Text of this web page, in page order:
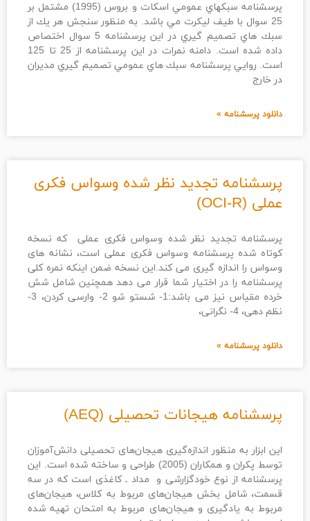
پرسشنامه سبكهاي عمومي اسكات و بروس (1995) مشتمل بر
25 سوال با طیف لیکرت مي باشد. به منظور سنجش هر يك از
سبك هاي تصميم گيري در اين پرسشنامه 5 سوال اختصاص
داده شده است. دامنه نمرات در این پرسشنامه از 25 تا 125
است. روايي پرسشنامه سبك هاي عمومي تصميم گيري مديران
در خارج
دانلود پرسشنامه »
پرسشنامه تجدید نظر شده وسواس فکری
عملی (OCI-R)
پرسشنامه تجدید نظر شده وسواس فکری عملی که نسخه
کوتاه شده پرسشنامه وسواس فکری عملی است، نشانه های
وسواس را اندازه گیری می کند.این نسخه ضمن اینکه نمره کلی
پرسشنامه را در اختیار شما قرار می دهد همچنین شامل شش
خرده مقیاس نیز می باشد:1- شستو شو 2- وارسی کردن، 3-
نظم دهی، 4- نگرانی،
دانلود پرسشنامه »
پرسشنامه هیجانات تحصیلی (AEQ)
این ابزار به منظور اندازه‌گیری هیجان‌های تحصیلی دانش‌آموزان
توسط پکران و همکاران (2005) طراحی و ساخته شده است. این
پرسشنامه از نوع خودگزارشی و مداد ـ کاغذی است که در سه
قسمت، شامل بخش هیجان‌های مربوط به کلاس، هیجان‌های
مربوط به یادگیری و هیجان‌های مربوط به امتحان تهیه شده